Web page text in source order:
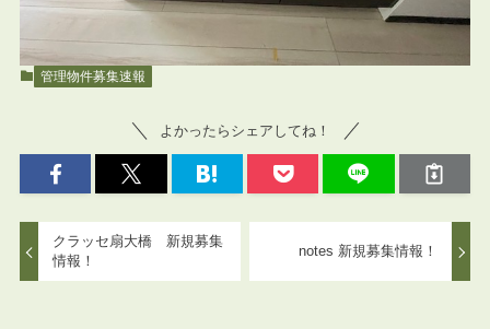
管理物件募集速報
よかったらシェアしてね！
クラッセ扇大橋 新規募集
情報！
notes 新規募集情報！